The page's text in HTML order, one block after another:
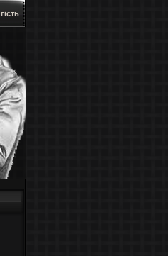
гість